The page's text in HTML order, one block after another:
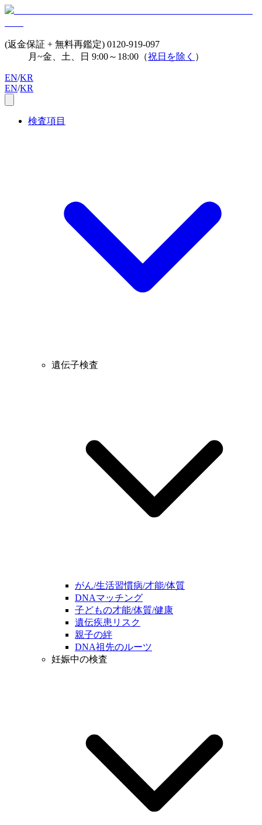
(返金保証 + 無料再鑑定) 0120-919-097
月~金、土、日 9:00～18:00（祝日を除く ）
EN/KR
EN/KR
検査項目
遺伝子検査
がん/生活習慣病/才能/体質
DNAマッチング
子どもの才能/体質/健康
遺伝疾患リスク
親子の絆
DNA祖先のルーツ
妊娠中の検査